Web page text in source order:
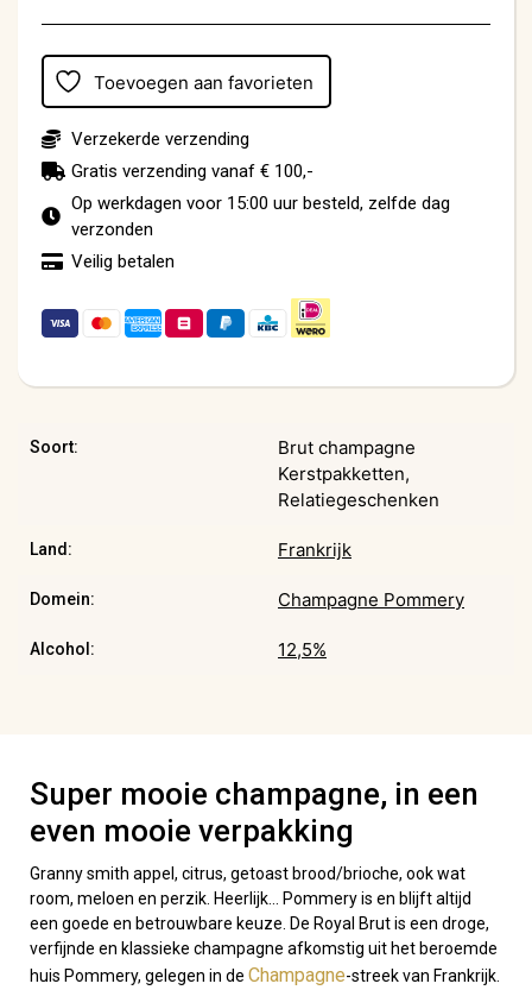
Toevoegen aan favorieten
Verzekerde verzending
Gratis verzending vanaf € 100,-
Op werkdagen voor 15:00 uur besteld, zelfde dag
verzonden
Veilig betalen
Soort:
Brut champagne
Kerstpakketten,
Relatiegeschenken
Land: Frankrijk
Domein: Champagne Pommery
Alcohol: 12,5%
Super mooie champagne, in een
even mooie verpakking
Granny smith appel, citrus, getoast brood/brioche, ook wat
room, meloen en perzik. Heerlijk… Pommery is en blijft altijd
een goede en betrouwbare keuze. De Royal Brut is een droge,
verfijnde en klassieke champagne afkomstig uit het beroemde
huis Pommery, gelegen in de Champagne-streek van Frankrijk.